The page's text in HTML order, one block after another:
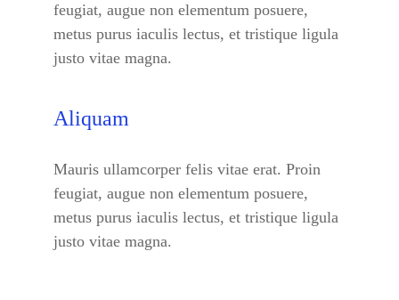
feugiat, augue non elementum posuere,
metus purus iaculis lectus, et tristique ligula
justo vitae magna.
Aliquam
Mauris ullamcorper felis vitae erat. Proin
feugiat, augue non elementum posuere,
metus purus iaculis lectus, et tristique ligula
justo vitae magna.